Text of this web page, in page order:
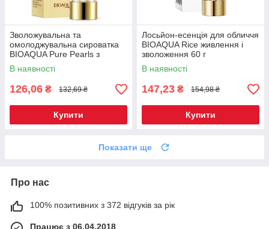
Зволожувальна та
омолоджувальна сироватка
BIOAQUA Pure Pearls з
натуральною перловою
пудрою 35 г (BQY04185)
В наявності
126,06 ₴ 132,69 ₴
Купити
Лосьйон-есенція для обличчя
BIOAQUA Rice живлення і
зволоження 60 г
В наявності
147,23 ₴ 154,98 ₴
Купити
Показати ще
Про нас
100% позитивних з 372 відгуків за рік
Працює з 06.04.2018